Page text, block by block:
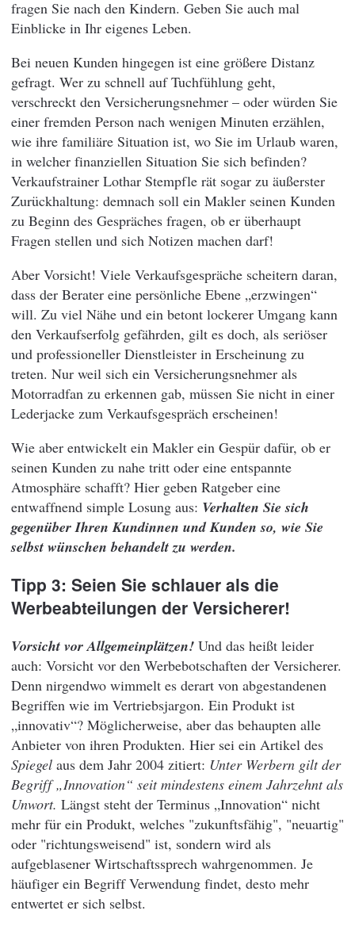
fragen Sie nach den Kindern. Geben Sie auch mal
Einblicke in Ihr eigenes Leben.
Bei neuen Kunden hingegen ist eine größere Distanz
gefragt. Wer zu schnell auf Tuchfühlung geht,
verschreckt den Versicherungsnehmer – oder würden Sie
einer fremden Person nach wenigen Minuten erzählen,
wie ihre familiäre Situation ist, wo Sie im Urlaub waren,
in welcher finanziellen Situation Sie sich befinden?
Verkaufstrainer Lothar Stempfle rät sogar zu äußerster
Zurückhaltung: demnach soll ein Makler seinen Kunden
zu Beginn des Gespräches fragen, ob er überhaupt
Fragen stellen und sich Notizen machen darf!
Aber Vorsicht! Viele Verkaufsgespräche scheitern daran,
dass der Berater eine persönliche Ebene „erzwingen“
will. Zu viel Nähe und ein betont lockerer Umgang kann
den Verkaufserfolg gefährden, gilt es doch, als seriöser
und professioneller Dienstleister in Erscheinung zu
treten. Nur weil sich ein Versicherungsnehmer als
Motorradfan zu erkennen gab, müssen Sie nicht in einer
Lederjacke zum Verkaufsgespräch erscheinen!
Wie aber entwickelt ein Makler ein Gespür dafür, ob er
seinen Kunden zu nahe tritt oder eine entspannte
Atmosphäre schafft? Hier geben Ratgeber eine
entwaffnend simple Losung aus: Verhalten Sie sich
gegenüber Ihren Kundinnen und Kunden so, wie Sie
selbst wünschen behandelt zu werden.
Tipp 3: Seien Sie schlauer als die
Werbeabteilungen der Versicherer!
Vorsicht vor Allgemeinplätzen! Und das heißt leider
auch: Vorsicht vor den Werbebotschaften der Versicherer.
Denn nirgendwo wimmelt es derart von abgestandenen
Begriffen wie im Vertriebsjargon. Ein Produkt ist
„innovativ“? Möglicherweise, aber das behaupten alle
Anbieter von ihren Produkten. Hier sei ein Artikel des
Spiegel aus dem Jahr 2004 zitiert: Unter Werbern gilt der
Begriff „Innovation“ seit mindestens einem Jahrzehnt als
Unwort. Längst steht der Terminus „Innovation“ nicht
mehr für ein Produkt, welches "zukunftsfähig", "neuartig"
oder "richtungsweisend" ist, sondern wird als
aufgeblasener Wirtschaftssprech wahrgenommen. Je
häufiger ein Begriff Verwendung findet, desto mehr
entwertet er sich selbst.